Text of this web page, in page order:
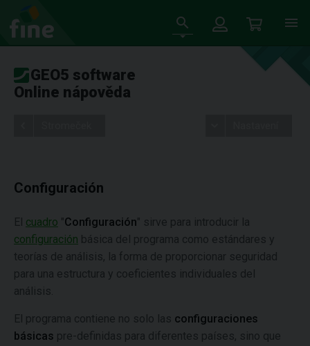
GEO5 software
Online nápověda
Configuración
El cuadro "Configuración" sirve para introducir la
configuración básica del programa como estándares y
teorías de análisis, la forma de proporcionar seguridad
para una estructura y coeficientes individuales del
análisis.
El programa contiene no solo las configuraciones
básicas pre-definidas para diferentes países, sino que